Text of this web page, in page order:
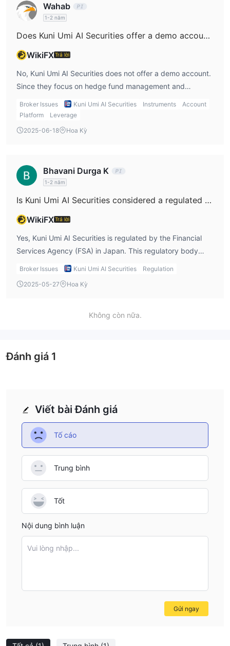
experience, these factors could pose challenges for active
traders or anyone looking for more transparency before
starting.
Wahab
1-2 năm
Does Kuni Umi AI Securities offer a demo account?
WikiFXTrả lời
No, Kuni Umi AI Securities does not offer a demo account.
Since they focus on hedge fund management and
investment banking, they cater more to institutional clients
or long-term investors rather than active retail traders.
From my perspective, the lack of a demo account is a
commitment. I recommend contacting their customer
support for more details on trial services.
Broker Issues Kuni Umi AI Securities Instruments
Account
Platform
Leverage
2025-06-18
Hoa Kỳ
Bhavani Durga K
1-2 năm
Is Kuni Umi AI Securities considered a regulated broker?
WikiFXTrả lời
Yes, Kuni Umi AI Securities is regulated by the Financial
Services Agency (FSA) in Japan. This regulatory body
ensures that the firm operates according to Japan's
From my experience, working with a regulated firm like
as it is required to follow strict guidelines. However, it’s
appeal to institutional investors more than retail traders.
Broker Issues Kuni Umi AI Securities
Regulation
2025-05-27
Hoa Kỳ
Không còn nữa.
Viết bài Đánh giá
Tố cáo
Trung bình
Tốt
Nội dung bình luận
Vui lòng nhập...
Gửi ngay
Đánh giá 1